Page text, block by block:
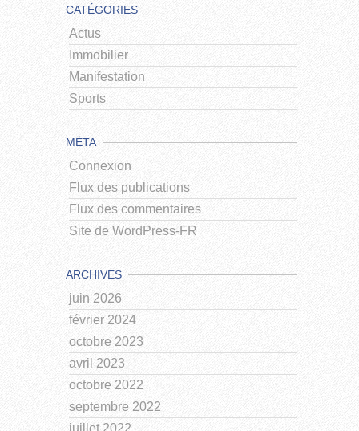
CATÉGORIES
Actus
Immobilier
Manifestation
Sports
MÉTA
Connexion
Flux des publications
Flux des commentaires
Site de WordPress-FR
ARCHIVES
juin 2026
février 2024
octobre 2023
avril 2023
octobre 2022
septembre 2022
juillet 2022